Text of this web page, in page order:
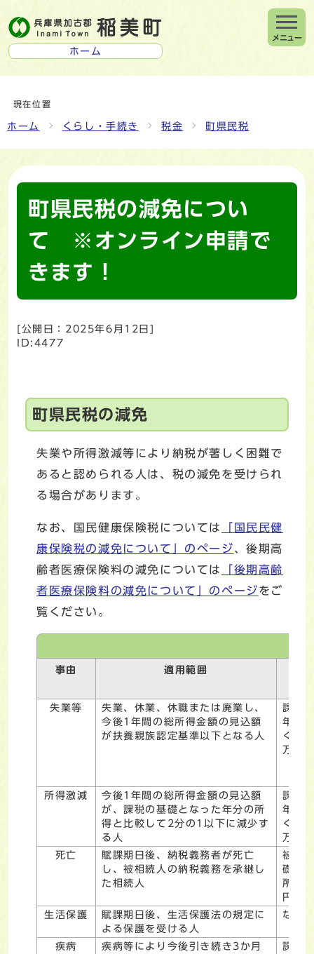
ホーム
メニュー
現在位置
ホーム くらし・手続き 税金 町県民税
町県民税の減免につい
て ※オンライン申請で
きます！
[公開日： 2025年6月12日 ]
ID:4477
町県民税の減免
失業や所得激減等により納税が著しく困難で
あると認められる人は、税の減免を受けられ
る場合があります。
なお、国民健康保険税については
「国民民健
康保険税の減免について」のページ、後期高
齢者医療保険料の減免については
「後期高齢
者医療保険料の減免について」のページをご
覧ください。
事由 適用範囲
失業等
失業、休業、休職または廃業し、
今後1年間の総所得金額の見込額
が扶養親族認定基準以下となる人
課税
年分
く総
万円
所得激減
今後1年間の総所得金額の見込額
が、課税の基礎となった年分の所
得と比較して2分の1以下に減少す
る人
課税
年分
く総
万円
死亡
賦課期日後、納税義務者が死亡
し、被相続人の納税義務を承継し
た相続人
被相
礎と
所得
円以
生活保護
賦課期日後、生活保護法の規定に
よる保護を受ける人
なし
疾病
疾病等により今後引き続き3か月
課税